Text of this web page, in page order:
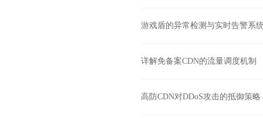
游戏盾的异常检测与实时告警系
详解免备案CDN的流量调度机制
高防CDN对DDoS攻击的抵御策略